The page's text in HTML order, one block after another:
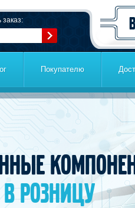
заказ:
Покупателю
розницу